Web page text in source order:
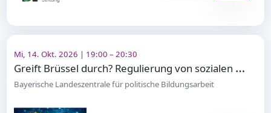
Mi, 14. Okt. 2026 | 19:00 – 20:30
G
reift Brüssel durch? Regulierung von sozialen Medien in der EU
Bayerische Landeszentrale für politische Bildungsarbeit